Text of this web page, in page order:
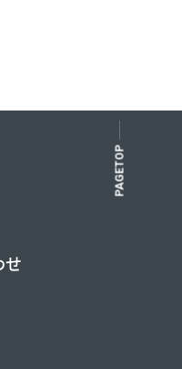
PAGETOP
せ